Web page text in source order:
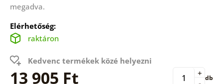
megadva.
Elérhetőség:
raktáron
Kedvenc termékek közé helyezni
13 905 Ft + db